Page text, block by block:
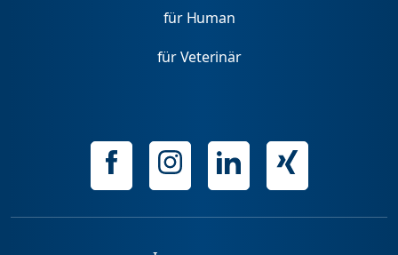
für Human
für Veterinär